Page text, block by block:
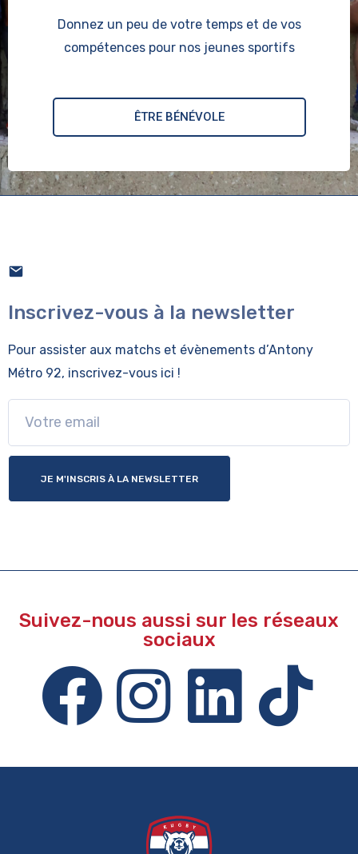
Donnez un peu de votre temps et de vos
compétences pour nos jeunes sportifs
ÊTRE BÉNÉVOLE
Inscrivez-vous à la newsletter
Pour assister aux matchs et évènements d’Antony
Métro 92, inscrivez-vous ici !
JE M'INSCRIS À LA NEWSLETTER
Suivez-nous aussi sur les réseaux
sociaux